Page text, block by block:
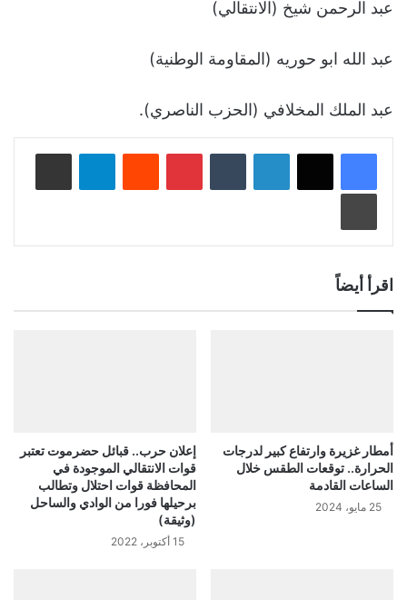
عبد الرحمن شيخ (الانتقالي)
عبد الله ابو حوريه (المقاومة الوطنية)
عبد الملك المخلافي (الحزب الناصري).
لينكدإن بينتيريست
اقرأ أيضاً
أمطار غزيرة وارتفاع كبير لدرجات
الحرارة.. توقعات الطقس خلال
الساعات القادمة
25 مايو، 2024
إعلان حرب.. قبائل حضرموت تعتبر
قوات الانتقالي الموجودة في
المحافظة قوات احتلال وتطالب
برحيلها فورا من الوادي والساحل
(وثيقة)
15 أكتوبر، 2022